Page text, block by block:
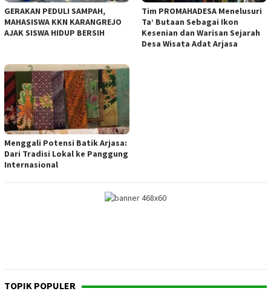
GERAKAN PEDULI SAMPAH,
MAHASISWA KKN KARANGREJO
AJAK SISWA HIDUP BERSIH
Tim PROMAHADESA Menelusuri
Ta’ Butaan Sebagai Ikon
Kesenian dan Warisan Sejarah
Desa Wisata Adat Arjasa
Menggali Potensi Batik Arjasa:
Dari Tradisi Lokal ke Panggung
Internasional
TOPIK POPULER